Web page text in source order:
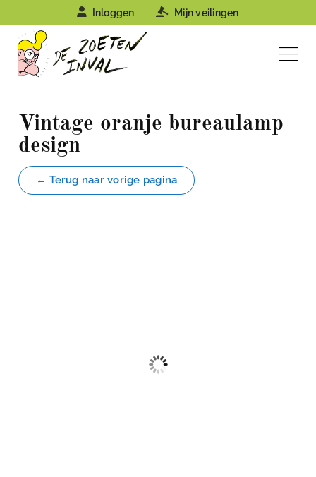
Inloggen Mijn veilingen
Vintage oranje bureaulamp
design
← Terug naar vorige pagina